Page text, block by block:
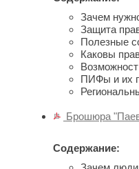
Зачем
Защита
Полезные
Каковы
ПИФы и их
Брошюра
Содержание: